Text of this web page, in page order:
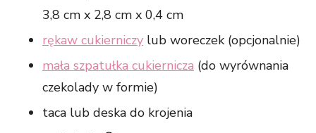
3,8 cm x 2,8 cm x 0,4 cm
rękaw cukierniczy lub woreczek (opcjonalnie)
mała szpatułka cukiernicza (do wyrównania
czekolady w formie)
taca lub deska do krojenia